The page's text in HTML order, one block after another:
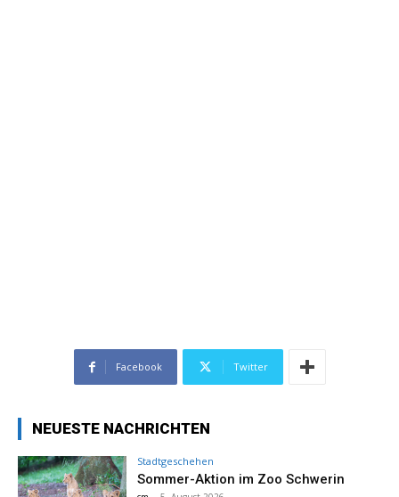
Facebook Twitter
NEUESTE NACHRICHTEN
Stadtgeschehen
Sommer-Aktion im Zoo Schwerin